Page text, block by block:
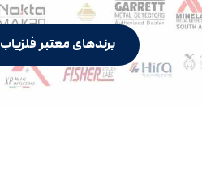
برندهای معتبر فلزیاب